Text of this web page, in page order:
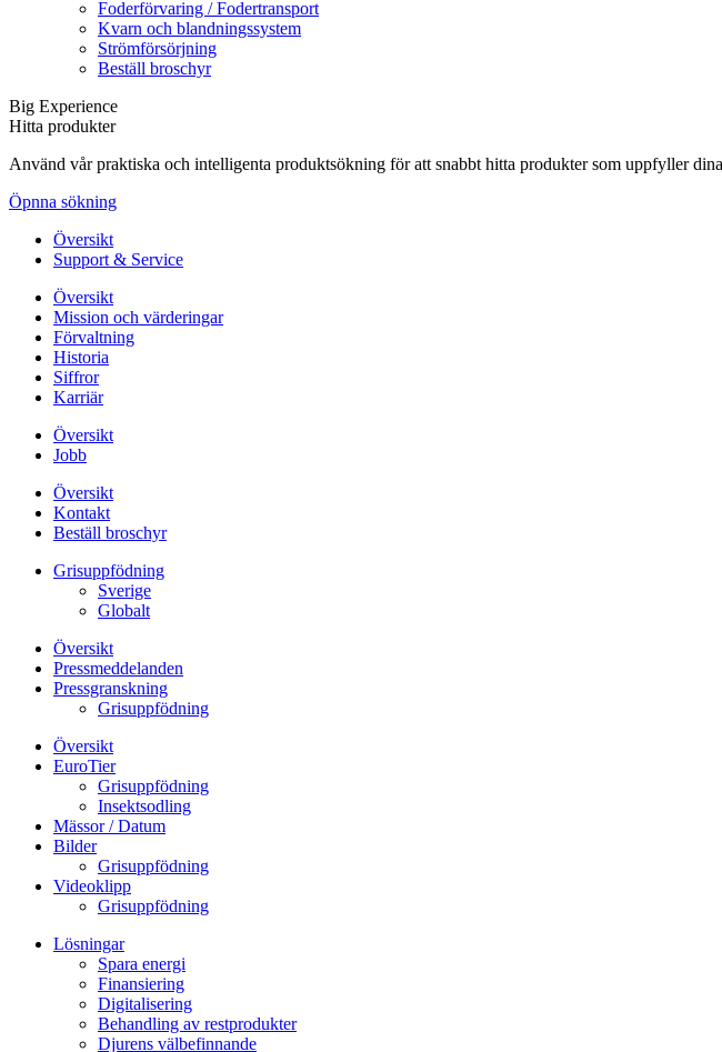
Foderförvaring / Fodertransport
Kvarn och blandningssystem
Strömförsörjning
Beställ broschyr
Big Experience
Hitta produkter
Använd vår praktiska och intelligenta produktsökning för att snabbt hitta produkter som uppfyller
Öpnna sökning
Översikt
Support & Service
Översikt
Mission och värderingar
Förvaltning
Historia
Siffror
Karriär
Översikt
Jobb
Översikt
Kontakt
Beställ broschyr
Grisuppfödning
Sverige
Globalt
Översikt
Pressmeddelanden
Pressgranskning
Grisuppfödning
Översikt
EuroTier
Grisuppfödning
Insektsodling
Mässor / Datum
Bilder
Grisuppfödning
Videoklipp
Grisuppfödning
Lösningar
Spara energi
Finansiering
Digitalisering
Behandling av restprodukter
Djurens välbefinnande